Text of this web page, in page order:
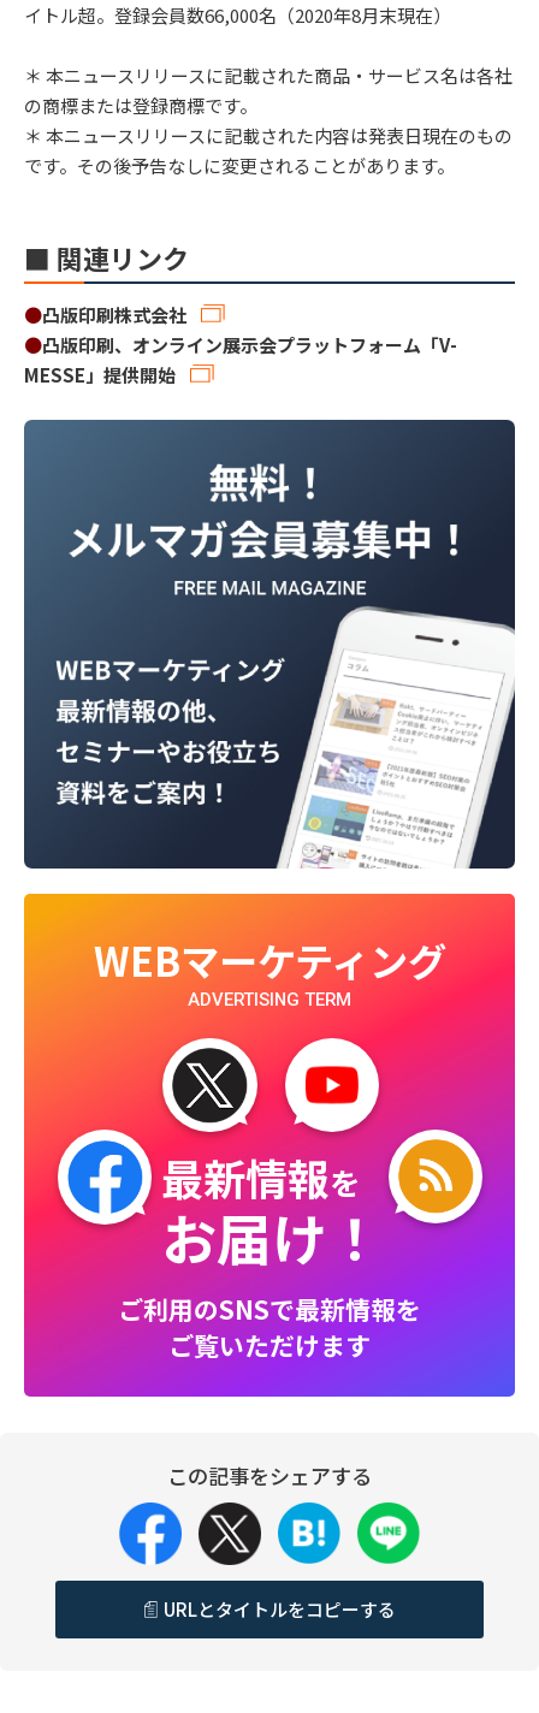
イトル超。登録会員数66,000名（2020年8月末現在）
＊ 本ニュースリリースに記載された商品・サービス名は各社
の商標または登録商標です。
＊ 本ニュースリリースに記載された内容は発表日現在のもの
です。その後予告なしに変更されることがあります。
■ 関連リンク
●凸版印刷株式会社
●凸版印刷、オンライン展示会プラットフォーム「V-
MESSE」提供開始
WEBマーケティング
ADVERTISING TERM
最新情報を
お届け！
ご利用のSNSで最新情報を
ご覧いただけます
この記事をシェアする
URLとタイトルをコピーする